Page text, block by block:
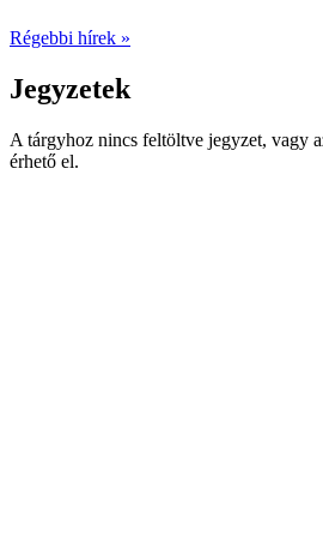
Régebbi hírek »
Jegyzetek
A tárgyhoz nincs feltöltve jegyzet, vagy
érhető el.